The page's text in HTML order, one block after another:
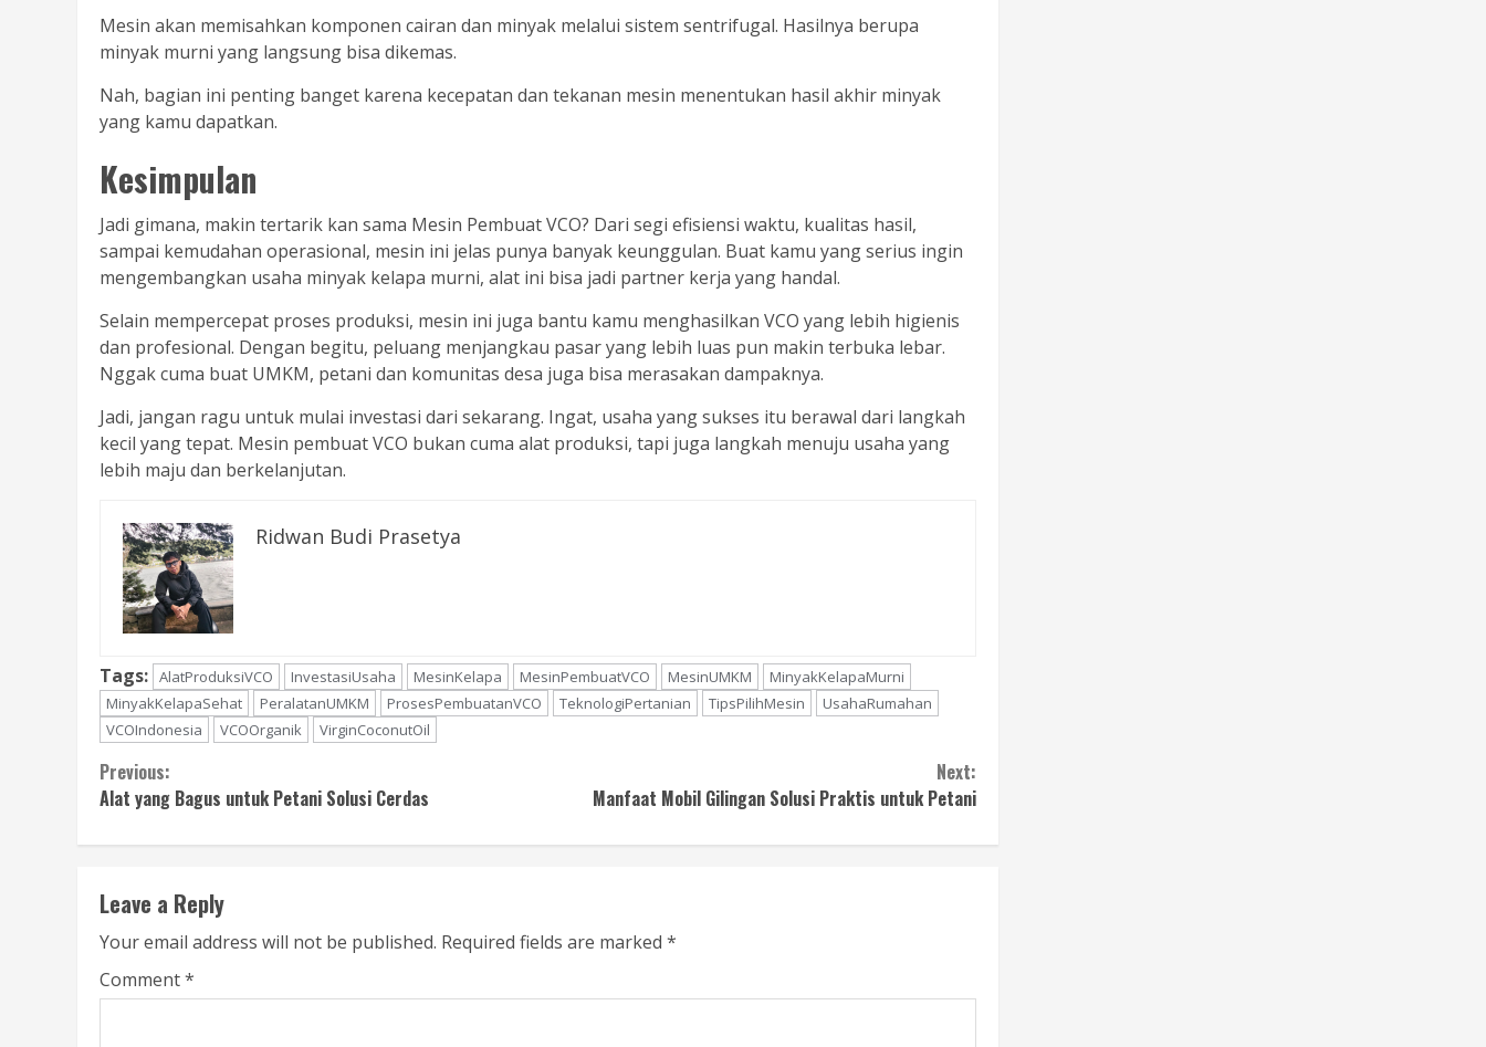
Mesin akan memisahkan komponen cairan dan minyak melalui sistem sentrifugal. Hasilnya berupa
minyak murni yang langsung bisa dikemas.
Nah, bagian ini penting banget karena kecepatan dan tekanan mesin menentukan hasil akhir minyak
yang kamu dapatkan.
Kesimpulan
Jadi gimana, makin tertarik kan sama Mesin Pembuat VCO? Dari segi efisiensi waktu, kualitas hasil,
sampai kemudahan operasional, mesin ini jelas punya banyak keunggulan. Buat kamu yang serius ingin
mengembangkan usaha minyak kelapa murni, alat ini bisa jadi partner kerja yang handal.
Selain mempercepat proses produksi, mesin ini juga bantu kamu menghasilkan VCO yang lebih higienis
dan profesional. Dengan begitu, peluang menjangkau pasar yang lebih luas pun makin terbuka lebar.
Nggak cuma buat UMKM, petani dan komunitas desa juga bisa merasakan dampaknya.
Jadi, jangan ragu untuk mulai investasi dari sekarang. Ingat, usaha yang sukses itu berawal dari langkah
kecil yang tepat. Mesin pembuat VCO bukan cuma alat produksi, tapi juga langkah menuju usaha yang
lebih maju dan berkelanjutan.
Ridwan Budi Prasetya
Tags: AlatProduksiVCO InvestasiUsaha MesinKelapa MesinPembuatVCO MesinUMKM
MinyakKelapaMurni
MinyakKelapaSehat
PeralatanUMKM ProsesPembuatanVCO TeknologiPertanian TipsPilihMesin
UsahaRumahan
VCOIndonesia
VCOOrganik VirginCoconutOil
Continue
Reading
Previous:
Alat yang Bagus untuk Petani Solusi Cerdas
Next:
Manfaat Mobil Gilingan Solusi Praktis untuk Petani
Leave a Reply
Your email address will not be published. Required fields are marked *
Comment*